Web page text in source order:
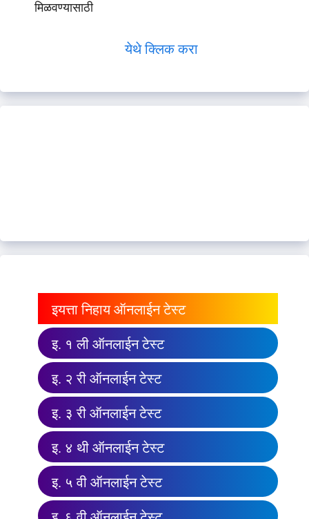
मिळवण्यासाठी
येथे क्लिक करा
इयत्ता निहाय ऑनलाईन टेस्ट
इ. १ ली ऑनलाईन टेस्ट
इ. २ री ऑनलाईन टेस्ट
इ. ३ री ऑनलाईन टेस्ट
इ. ४ थी ऑनलाईन टेस्ट
इ. ५ वी ऑनलाईन टेस्ट